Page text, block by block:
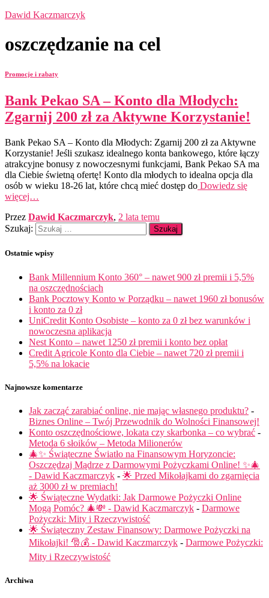
Dawid Kaczmarczyk
oszczędzanie na cel
Promocje i rabaty
Bank Pekao SA – Konto dla Młodych:
Zgarnij 200 zł za Aktywne Korzystanie!
Bank Pekao SA – Konto dla Młodych: Zgarnij 200 zł za Aktywne
Korzystanie! Jeśli szukasz idealnego konta bankowego, które łączy
atrakcyjne bonusy z nowoczesnymi funkcjami, Bank Pekao SA ma
dla Ciebie świetną ofertę! Konto dla młodych to idealna opcja dla
osób w wieku 18-26 lat, które chcą mieć dostęp do Dowiedz się
więcej…
Przez Dawid Kaczmarczyk, 2 lata temu
Szukaj:
Ostatnie wpisy
Bank Millennium Konto 360° – nawet 900 zł premii i 5,5%
na oszczędnościach
Bank Pocztowy Konto w Porządku – nawet 1960 zł bonusów
i konto za 0 zł
UniCredit Konto Osobiste – konto za 0 zł bez warunków i
nowoczesna aplikacja
Nest Konto – nawet 1250 zł premii i konto bez opłat
Credit Agricole Konto dla Ciebie – nawet 720 zł premii i
5,5% na lokacie
Najnowsze komentarze
Jak zacząć zarabiać online, nie mając własnego produktu? -
Biznes Online – Twój Przewodnik do Wolności Finansowej!
Konto oszczędnościowe, lokata czy skarbonka – co wybrać -
Metoda 6 słoików – Metoda Milionerów
🎄✨ Świąteczne Światło na Finansowym Horyzoncie:
Oszczędzaj Mądrze z Darmowymi Pożyczkami Online! ✨🎄
- Dawid Kaczmarczyk - 🌟 Przed Mikołajkami do zgarnięcia
aż 3000 zł w premiach!
🌟 Świąteczne Wydatki: Jak Darmowe Pożyczki Online
Mogą Pomóc? 🎄💸 - Dawid Kaczmarczyk - Darmowe
Pożyczki: Mity i Rzeczywistość
🌟 Świąteczny Zestaw Finansowy: Darmowe Pożyczki na
Mikołajki! 🎅💰 - Dawid Kaczmarczyk - Darmowe Pożyczki:
Mity i Rzeczywistość
Archiwa